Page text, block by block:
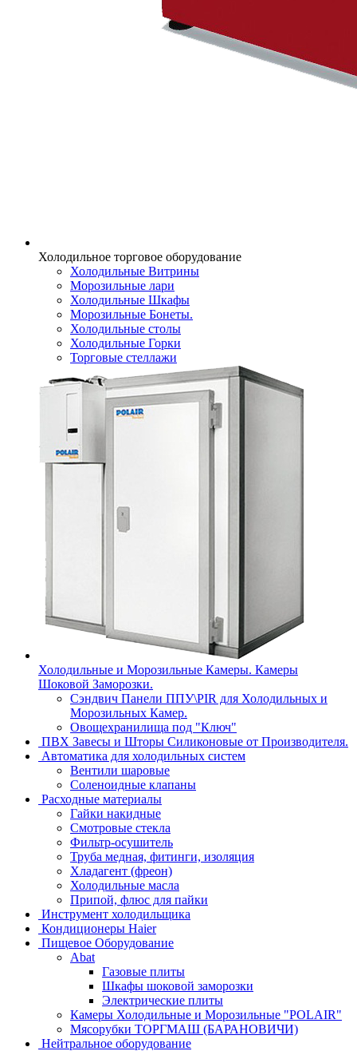
Холодильное торговое оборудование
Холодильные Витрины
Морозильные лари
Холодильные Шкафы
Морозильные Бонеты.
Холодильные столы
Холодильные Горки
Торговые стеллажи
Холодильные и Морозильные Камеры. Камеры
Шоковой Заморозки.
Сэндвич Панели ППУ\PIR для Холодильных и
Морозильных Камер.
Овощехранилища под "Ключ"
ПВХ Завесы и Шторы Силиконовые от Производителя.
Автоматика для холодильных систем
Вентили шаровые
Соленоидные клапаны
Расходные материалы
Гайки накидные
Смотровые стекла
Фильтр-осушитель
Труба медная, фитинги, изоляция
Хладагент (фреон)
Холодильные масла
Припой, флюс для пайки
Инструмент холодильщика
Кондиционеры Haier
Пищевое Оборудование
Abat
Газовые плиты
Шкафы шоковой заморозки
Электрические плиты
Камеры Холодильные и Морозильные "POLAIR"
Мясорубки ТОРГМАШ (БАРАНОВИЧИ)
Нейтральное оборудование